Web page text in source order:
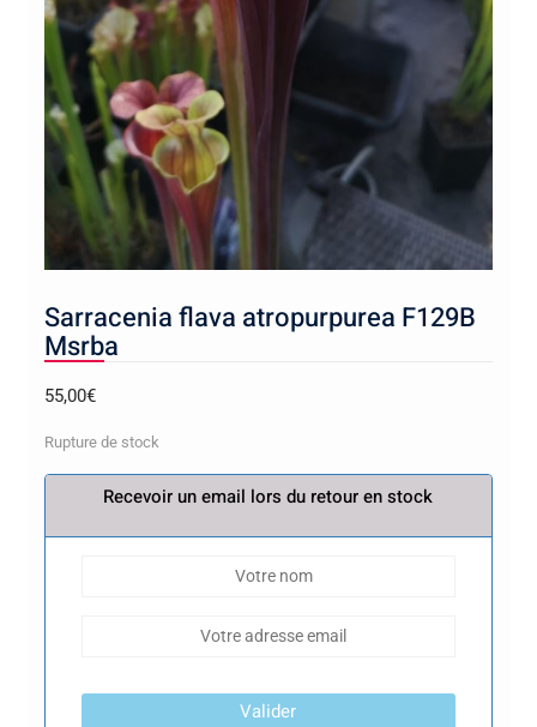
Sarracenia flava atropurpurea F129B
Msrba
55,00€
Rupture de stock
Recevoir un email lors du retour en stock
Valider